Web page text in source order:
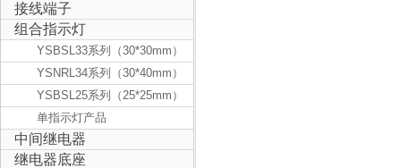
接线端子
组合指示灯
YSBSL33系列（30*30mm）
YSNRL34系列（30*40mm）
YSBSL25系列（25*25mm）
单指示灯产品
中间继电器
继电器底座